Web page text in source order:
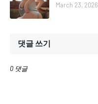
March 23, 2026
댓글 쓰기
0 댓글